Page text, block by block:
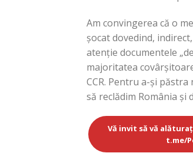
Am convingerea că o
șocat dovedind,
atenție documentele
majoritatea
CCR. Pentru a-și
să reclădim România
Vă invit să vă
t.me/